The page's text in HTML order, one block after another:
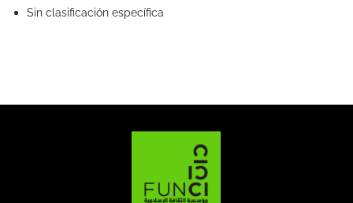
Sin clasificación específica